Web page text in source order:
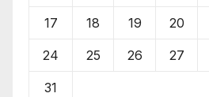
17 18 19 20
24 25 26 27
31